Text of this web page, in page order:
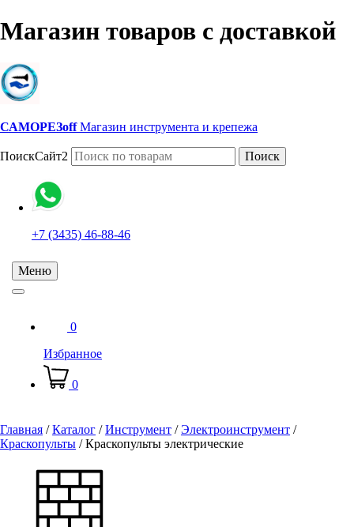
Магазин товаров с доставкой
САМОРЕЗoff Магазин инструмента и крепежа
ПоискСайт2 Поиск
+7 (3435) 46-88-46
Меню
0
Избранное
0
Главная /Каталог /Инструмент /Электроинструмент /
Краскопульты /Краскопульты электрические